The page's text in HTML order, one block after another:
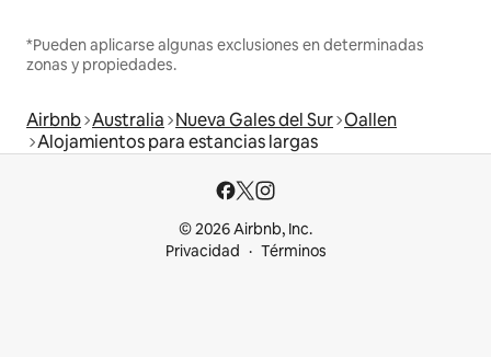
*Pueden aplicarse algunas exclusiones en determinadas
zonas y propiedades.
Airbnb Australia Nueva Gales del Sur Oallen
Alojamientos para estancias largas
© 2026 Airbnb, Inc.
Privacidad
Términos